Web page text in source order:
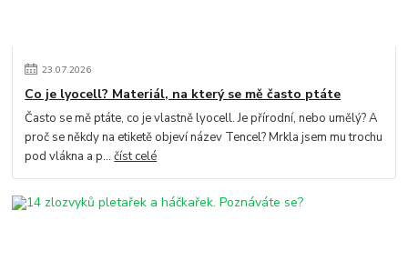
23.07.2026
Co je lyocell? Materiál, na který se mě často ptáte
Často se mě ptáte, co je vlastně lyocell. Je přírodní, nebo umělý? A
proč se někdy na etiketě objeví název Tencel? Mrkla jsem mu trochu
pod vlákna a p...číst celé